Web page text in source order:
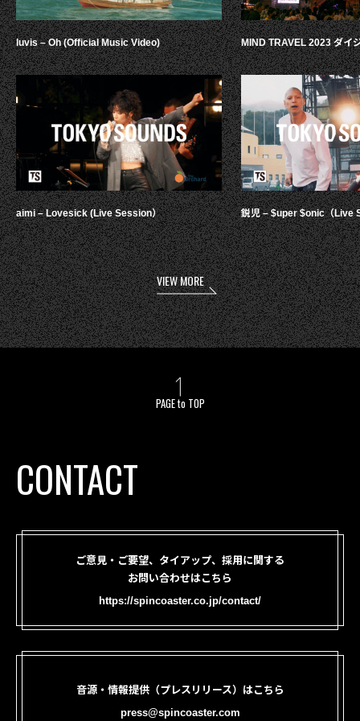
luvis – Oh (Official Music Video)
aimi – Lovesick (Live Session）
MIND TRAVEL 2023 ダイ
鋭児 – $uper $onic（Live
VIEW MORE
PAGE to TOP
CONTACT
ご意見・ご要望、タイアップ、採用に関する
お問い合わせはこちら
https://spincoaster.co.jp/contact/
音源・情報提供（プレスリリース）はこちら
press@spincoaster.com